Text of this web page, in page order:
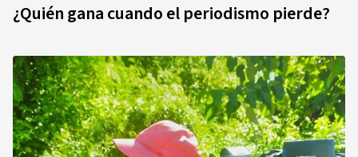
¿Quién gana cuando el periodismo pierde?